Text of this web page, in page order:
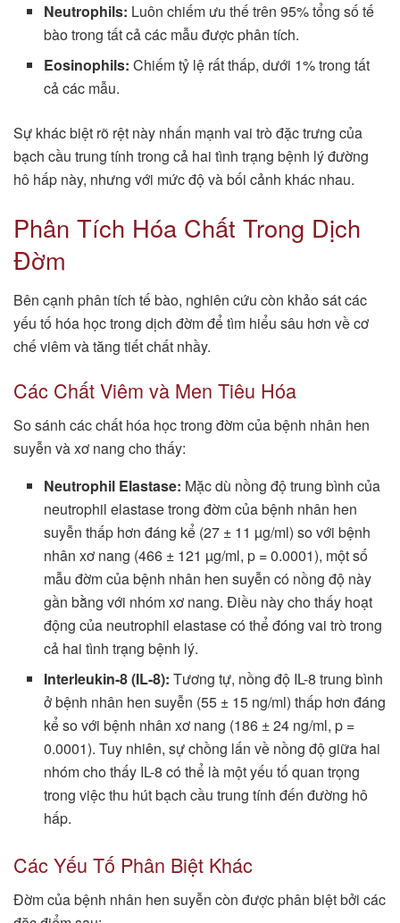
Neutrophils: Luôn chiếm ưu thế trên 95% tổng số tế
bào trong tất cả các mẫu được phân tích.
Eosinophils: Chiếm tỷ lệ rất thấp, dưới 1% trong tất
cả các mẫu.
Sự khác biệt rõ rệt này nhấn mạnh vai trò đặc trưng của
bạch cầu trung tính trong cả hai tình trạng bệnh lý đường
hô hấp này, nhưng với mức độ và bối cảnh khác nhau.
Phân Tích Hóa Chất Trong Dịch
Đờm
Bên cạnh phân tích tế bào, nghiên cứu còn khảo sát các
yếu tố hóa học trong dịch đờm để tìm hiểu sâu hơn về cơ
chế viêm và tăng tiết chất nhầy.
Các Chất Viêm và Men Tiêu Hóa
So sánh các chất hóa học trong đờm của bệnh nhân hen
suyễn và xơ nang cho thấy:
Neutrophil Elastase: Mặc dù nồng độ trung bình của
neutrophil elastase trong đờm của bệnh nhân hen
suyễn thấp hơn đáng kể (27 ± 11 µg/ml) so với bệnh
nhân xơ nang (466 ± 121 µg/ml, p = 0.0001), một số
mẫu đờm của bệnh nhân hen suyễn có nồng độ này
gần bằng với nhóm xơ nang. Điều này cho thấy hoạt
động của neutrophil elastase có thể đóng vai trò trong
cả hai tình trạng bệnh lý.
Interleukin-8 (IL-8): Tương tự, nồng độ IL-8 trung bình
ở bệnh nhân hen suyễn (55 ± 15 ng/ml) thấp hơn đáng
kể so với bệnh nhân xơ nang (186 ± 24 ng/ml, p =
0.0001). Tuy nhiên, sự chồng lấn về nồng độ giữa hai
nhóm cho thấy IL-8 có thể là một yếu tố quan trọng
trong việc thu hút bạch cầu trung tính đến đường hô
hấp.
Các Yếu Tố Phân Biệt Khác
Đờm của bệnh nhân hen suyễn còn được phân biệt bởi các